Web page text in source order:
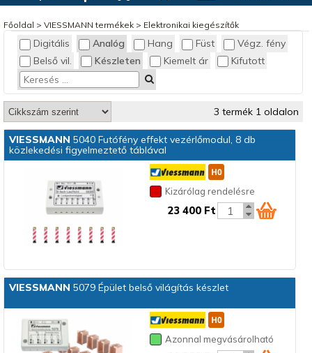
Főoldal > VIESSMANN termékek> Elektronikai kiegészítők
Digitális Analóg Hang Füst
Végz. fény
Belső vil.
Készleten Kiemelt ár Kifutott
3 termék 1 oldalon
VIESSMANN 5040 Futófény effekt vezérlőmodul, 8 db
közlekedési figyelmeztető táblával
Kizárólag rendelésre
23 400 Ft
VIESSMANN 5079 Épület belső világítás készlet
Azonnal megvásárolható